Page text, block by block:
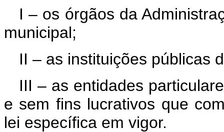
I – os órgãos da
municipal;
II – as instituições públicas
III – as entidades
e sem fins lucrativos que
lei específica em vigor.